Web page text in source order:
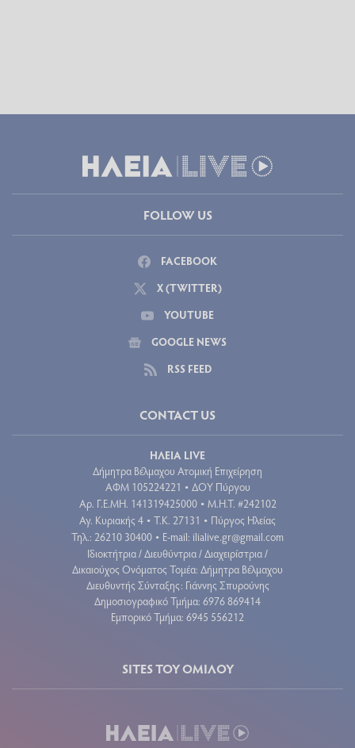
FOLLOW US
FACEBOOK
X (TWITTER)
YOUTUBE
GOOGLE NEWS
RSS FEED
CONTACT US
ΗΛΕΙΑ LIVE
Δήμητρα Βέλμαχου Ατομική Επιχείρηση
ΑΦΜ 105224221 • ΔΟΥ Πύργου
Aρ. Γ.Ε.ΜΗ. 141319425000 • Μ.Η.Τ. #242102
Αγ. Κυριακής 4 • Τ.Κ. 27131 • Πύργος Ηλείας
Τηλ.: 26210 30400 • E-mail: ilialive.gr@gmail.com
Ιδιοκτήτρια / Διευθύντρια / Διαχειρίστρια /
Δικαιούχος Ονόματος Τομέα: Δήμητρα Βέλμαχου
Διευθυντής Σύνταξης: Γιάννης Σπυρούνης
Δημοσιογραφικό Τμήμα: 6976 869414
Εμπορικό Τμήμα: 6945 556212
SITES ΤΟΥ ΟΜΙΛΟΥ